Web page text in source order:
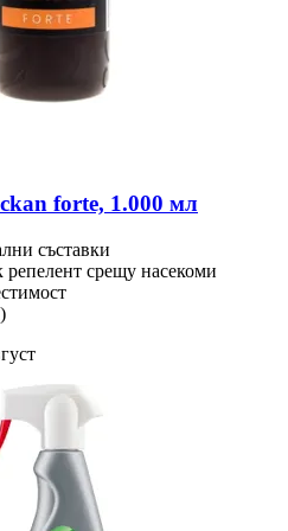
forte, 1.000 мл
съставки
срещу насекоми